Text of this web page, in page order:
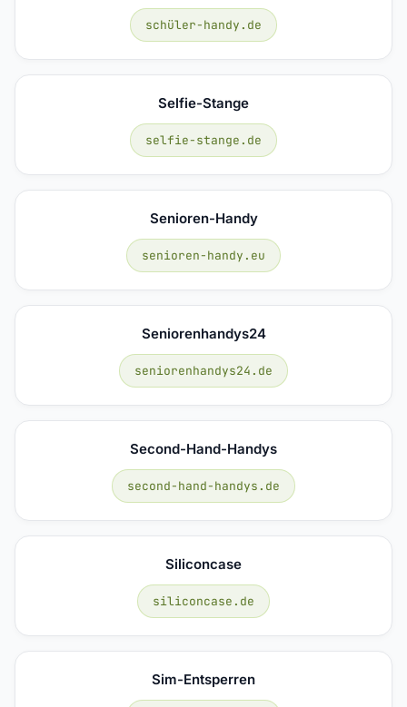
schüler-handy.de
Selfie-Stange
selfie-stange.de
Senioren-Handy
senioren-handy.eu
Seniorenhandys24
seniorenhandys24.de
Second-Hand-Handys
second-hand-handys.de
Siliconcase
siliconcase.de
Sim-Entsperren